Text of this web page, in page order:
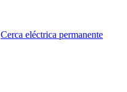
Cerca eléctrica permanente